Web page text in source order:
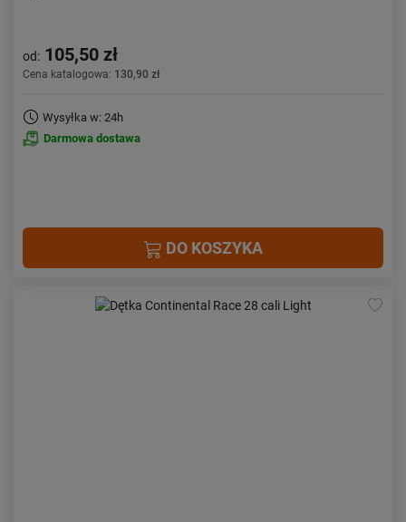
od: 105,50 zł
Cena katalogowa: 130,90 zł
Wysyłka w: 24h
Darmowa dostawa
DO KOSZYKA